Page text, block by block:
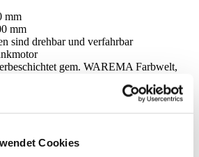
Cookies
mm
mm
sind drehbar und verfahrbar
gem. WAREMA Farbwelt,
oder aufgesetzte Montage